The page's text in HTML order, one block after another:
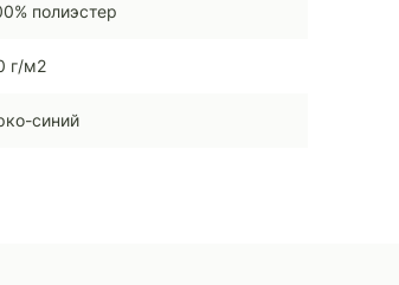
полиэстер
г/м2
синий